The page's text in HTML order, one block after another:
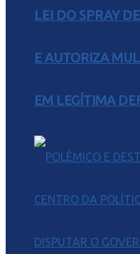
LEI DO SPRAY
E AUTORIZA
EM LEGÍTIMA